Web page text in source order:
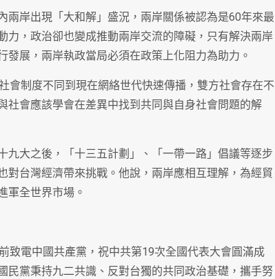
兩岸出現「大和解」盛況，兩岸關係被認為是60年來最
力，政治卻也變成推動兩岸交流的障礙，只有解決兩岸
發展，兩岸執政當局必須在政策上化阻力為助力。
會制度不同到現在網絡世代快速傳播，雙方社會存在不
社會應該學會在差異中找到共同與自身社會問題的解
九大之後，「十三五計劃」、「一帶一路」倡議等逐步
對台灣經濟帶來挑戰。他說，兩岸應相互理解，為經貿
軍全世界市場。
致電中國共產黨，祝中共第19次全國代表大會圓滿成
民黨秉持九二共識、反對台獨的共同政治基礎，攜手努